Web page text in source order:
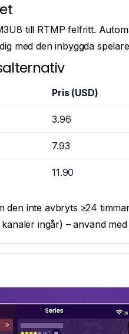
till RTMP felfritt.
med den inbyggda
Pris (USD)
3.96
7.93
11.90
den inte avbryts ≥24
ingår) – använd